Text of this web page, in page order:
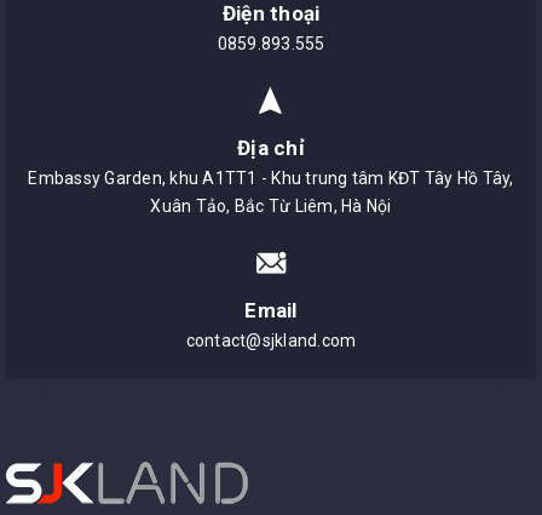
Điện thoại
0859.893.555
Địa chỉ
Embassy Garden, khu A1TT1 - Khu trung tâm KĐT Tây Hồ Tây,
Xuân Tảo, Bắc Từ Liêm, Hà Nội
Email
contact@sjkland.com